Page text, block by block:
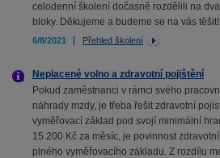
celodenní školení dočasně rozdělili na
bloky. Děkujeme a budeme se na vás těšit!
6/8/2021 Přehled školení
Neplacené volno a zdravotní pojištění
Pokud zaměstnanci v rámci svého
náhrady mzdy, je třeba řešit zdravotní
vyměřovací základ pod svojí minimální
15.200 Kč za měsíc, je povinnost
plného vyměřovacího základu. Z rozdílu